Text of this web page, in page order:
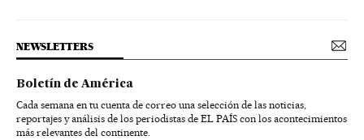
NEWSLETTERS
Boletín de América
Cada semana en tu cuenta de correo una selección de las noticias,
reportajes y análisis de los periodistas de EL PAÍS con los acontecimientos
más relevantes del continente.